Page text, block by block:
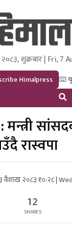
Media and
शुक्रबार | Fri, 7
Himalpress
रास्वपा
वैशाख २०८३ १०:२८ |
12
SHARES